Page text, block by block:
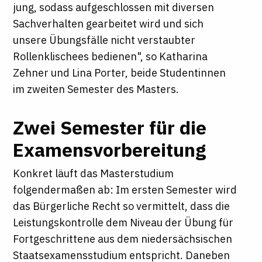
jung, sodass aufgeschlossen mit diversen
Sachverhalten gearbeitet wird und sich
unsere Übungsfälle nicht verstaubter
Rollenklischees bedienen", so Katharina
Zehner und Lina Porter, beide Studentinnen
im zweiten Semester des Masters.
Zwei Semester für die
Examensvorbereitung
Konkret läuft das Masterstudium
folgendermaßen ab: Im ersten Semester wird
das Bürgerliche Recht so vermittelt, dass die
Leistungskontrolle dem Niveau der Übung für
Fortgeschrittene aus dem niedersächsischen
Staatsexamensstudium entspricht. Daneben